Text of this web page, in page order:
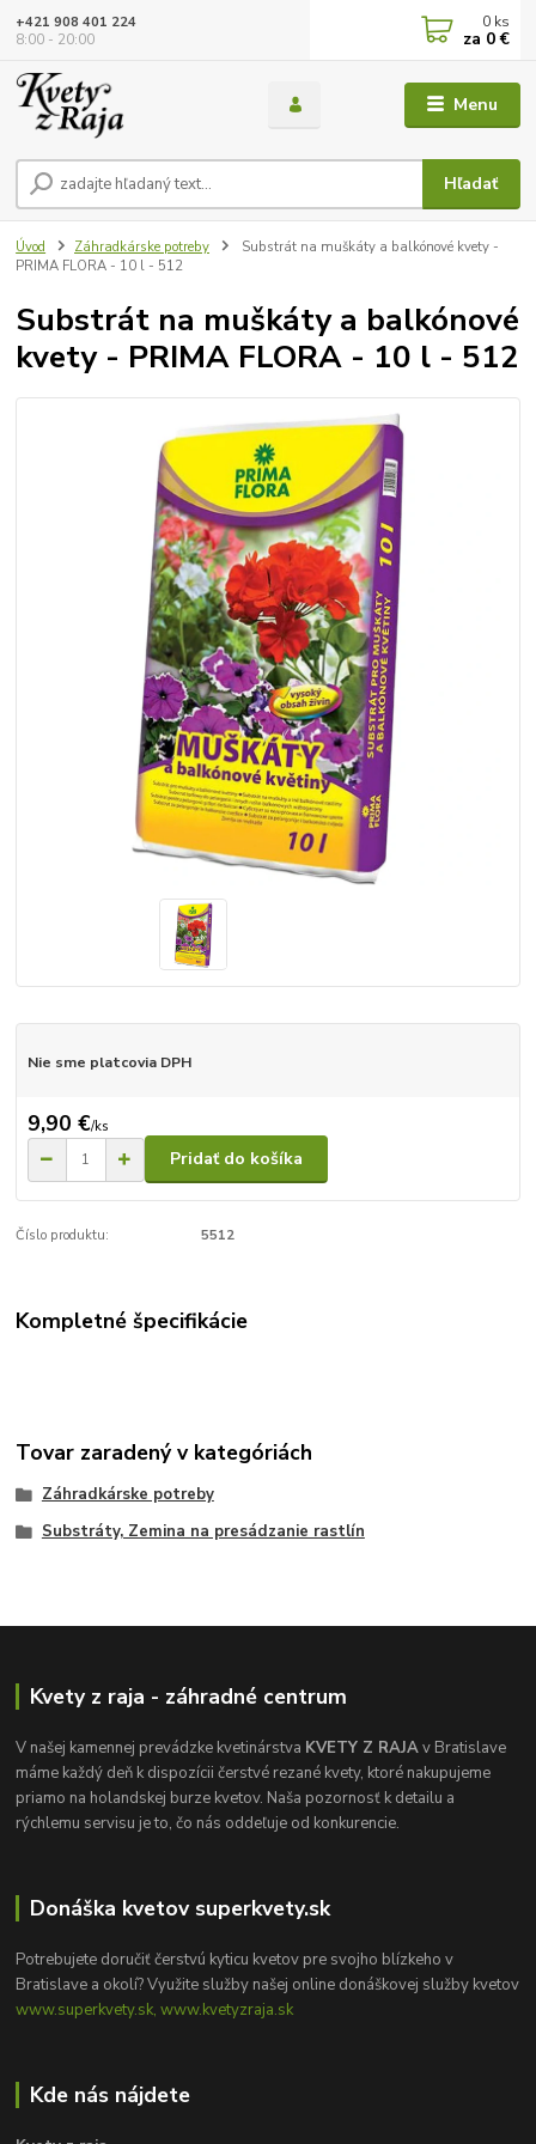
Menu
Hľadať
+421 908 401 224
8:00 - 20:00
0 ks
za 0 €
Úvod Záhradkárske potreby
Substrát na muškáty a balkónové kvety -
PRIMA FLORA - 10 l - 512
Substrát na muškáty a balkónové
kvety - PRIMA FLORA - 10 l - 512
Nie sme platcovia DPH
9,90 €/ks
Pridať do košíka
Číslo produktu: 5512
Kompletné špecifikácie
Tovar zaradený v kategóriách
Záhradkárske potreby
Substráty, Zemina na presádzanie rastlín
Kvety z raja - záhradné centrum
V našej kamennej prevádzke kvetinárstva KVETY Z RAJAv Bratislave
máme každý deň k dispozícii čerstvé rezané kvety, ktoré nakupujeme
priamo na holandskej burze kvetov. Naša pozornosť k detailu a
rýchlemu servisu je to, čo nás oddeľuje od konkurencie.
Donáška kvetov superkvety.sk
Potrebujete doručiť čerstvú kyticu kvetov pre svojho blízkeho v
Bratislave a okolí? Využite služby našej online donáškovej služby kvetov
www.superkvety.sk, www.kvetyzraja.sk
Kde nás nájdete